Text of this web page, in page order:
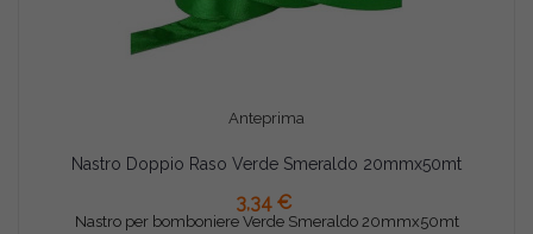
Anteprima
Nastro Doppio Raso Verde Smeraldo 20mmx50mt
3,34 €
Nastro per bomboniere Verde Smeraldo 20mmx50mt
AGGIUNGI AL CARRELLO